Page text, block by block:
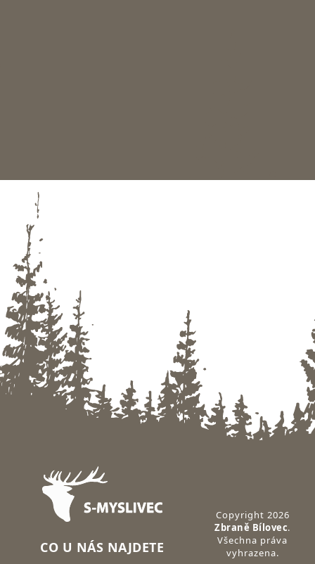
Zápatí
CO U NÁS NAJDETE
Copyright 2026
Zbraně Bílovec.
Všechna práva
vyhrazena.